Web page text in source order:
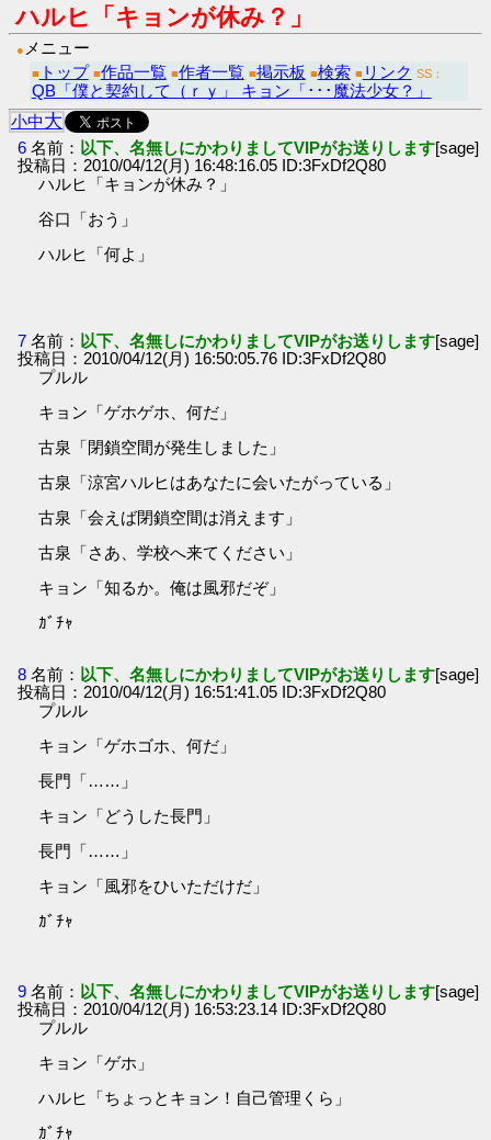
ハルヒ「キョンが休み？」
● メニュー
■ トップ ■作品一覧 ■作者一覧 ■掲示板 ■検索 ■ リンク SS：
QB「僕と契約して（ｒｙ」 キョン「･･･魔法少女？」
小中大
6 名前： 以下、名無しにかわりましてVIPがお送りします[sage]
投稿日：2010/04/12(月) 16:48:16.05 ID:3FxDf2Q80
ハルヒ「キョンが休み？」
谷口「おう」
ハルヒ「何よ」
7 名前： 以下、名無しにかわりましてVIPがお送りします[sage]
投稿日：2010/04/12(月) 16:50:05.76 ID:3FxDf2Q80
プルル
キョン「ゲホゲホ、何だ」
古泉「閉鎖空間が発生しました」
古泉「涼宮ハルヒはあなたに会いたがっている」
古泉「会えば閉鎖空間は消えます」
古泉「さあ、学校へ来てください」
キョン「知るか。俺は風邪だぞ」
ｶﾞﾁｬ
8 名前： 以下、名無しにかわりましてVIPがお送りします[sage]
投稿日：2010/04/12(月) 16:51:41.05 ID:3FxDf2Q80
プルル
キョン「ゲホゴホ、何だ」
長門「……」
キョン「どうした長門」
長門「……」
キョン「風邪をひいただけだ」
ｶﾞﾁｬ
9 名前： 以下、名無しにかわりましてVIPがお送りします[sage]
投稿日：2010/04/12(月) 16:53:23.14 ID:3FxDf2Q80
プルル
キョン「ゲホ」
ハルヒ「ちょっとキョン！自己管理くら」
ｶﾞﾁｬ